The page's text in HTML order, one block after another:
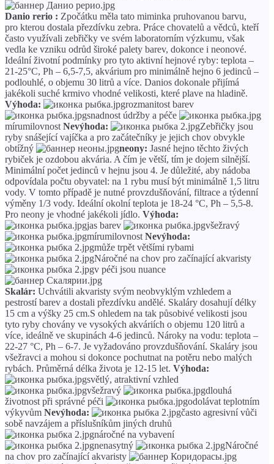
Danio rerio : Zpočátku měla tato miminka pruhovanou barvu,
pro kterou dostala přezdívku zebra. Práce chovatelů a vědců, kteří
často využívali zebřičky ve svém laboratorním výzkumu, však
vedla ke vzniku odrůd široké palety barev, dokonce i neonové.
Ideální životní podmínky pro tyto aktivní hejnové ryby: teplota –
21-25°C, Ph – 6,5-7,5, akvárium pro minimálně hejno 6 jedinců –
podlouhlé, o objemu 30 litrů a více. Danios dokonale přijímá
jakékoli suché krmivo vhodné velikosti, které plave na hladině.
Výhoda:
rozmanitost barev
snadnost údržby a péče
mírumilovnost Nevýhoda:
Zebřičky jsou
ryby snášející vajíčka a pro začátečníky je jejich chov obvykle
obtížný
neony: Jasné hejno těchto živých
rybiček je ozdobou akvária. A čím je větší, tím je dojem silnější.
Minimální počet jedinců v hejnu jsou 4. Je důležité, aby nádoba
odpovídala počtu obyvatel: na 1 rybu musí být minimálně 1,5 litru
vody. V tomto případě je nutné provzdušňování, filtrace a týdenní
výměny 1/3 vody. Ideální okolní teplota je 18-24 °C, Ph – 5,5-8.
Pro neony je vhodné jakékoli jídlo. Výhoda:
jas barev
všežravý
mírumilovnost Nevýhoda:
může trpět většími rybami
Náročné na chov pro začínající akvaristy
v péči jsou nuance
Skalár: Uchvátili akvaristy svým neobvyklým vzhledem a
pestrostí barev a dostali přezdívku andělé. Skaláry dosahují délky
15 cm a výšky 25 cm.S ohledem na tak působivé velikosti jsou
tyto ryby chovány ve vysokých akváriích o objemu 120 litrů a
více, ideálně ve skupinách 4-6 jedinců. Nároky na vodu: teplota –
22-27 °C, Ph – 6-7. Je vyžadováno provzdušňování. Skaláry jsou
všežravci a mohou si dokonce pochutnat na potěru nebo malých
rybách. Průměrná délka života je 12-15 let. Výhoda:
světlý, atraktivní vzhled
všežravý
dlouhá
životnost při správné péči
odolávat teplotním
výkyvům Nevýhoda:
často agresivní vůči
sobě navzájem a příslušníkům jiných druhů
náročné na vybavení
nenasytný
Náročné
na chov pro začínající akvaristy